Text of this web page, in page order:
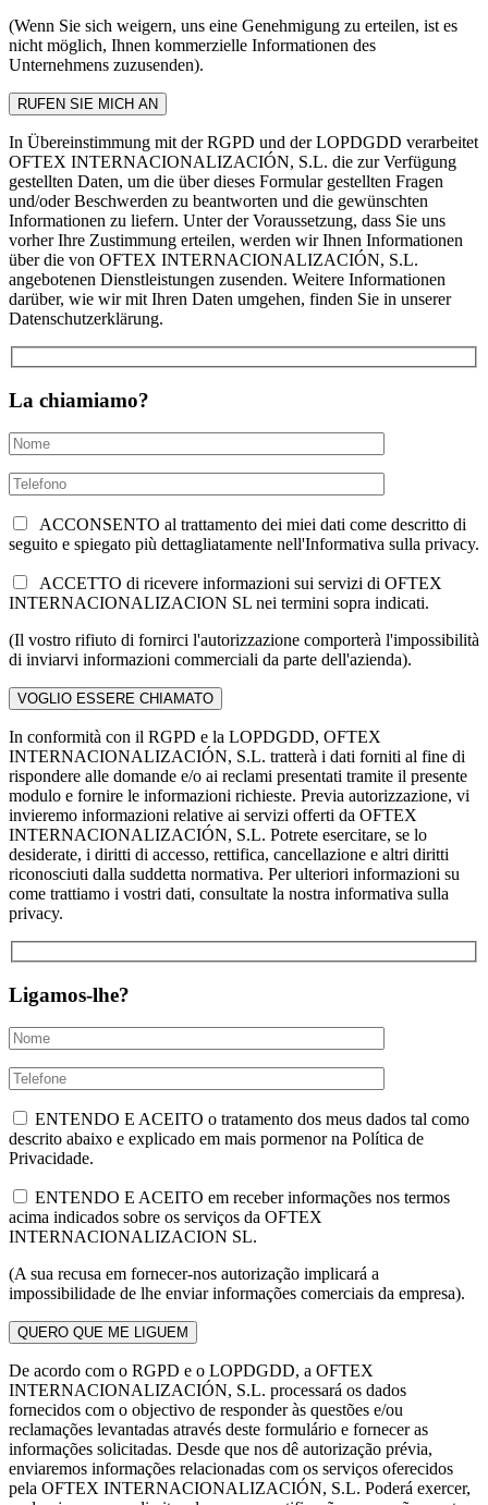
(Wenn Sie sich weigern, uns eine Genehmigung zu erteilen, ist es
nicht möglich, Ihnen kommerzielle Informationen des
Unternehmens zuzusenden).
In Übereinstimmung mit der RGPD und der LOPDGDD verarbeitet
OFTEX INTERNACIONALIZACIÓN, S.L. die zur Verfügung
gestellten Daten, um die über dieses Formular gestellten Fragen
und/oder Beschwerden zu beantworten und die gewünschten
Informationen zu liefern. Unter der Voraussetzung, dass Sie uns
vorher Ihre Zustimmung erteilen, werden wir Ihnen Informationen
über die von OFTEX INTERNACIONALIZACIÓN, S.L.
angebotenen Dienstleistungen zusenden. Weitere Informationen
darüber, wie wir mit Ihren Daten umgehen, finden Sie in unserer
Datenschutzerklärung.
La chiamiamo?
ACCONSENTO al trattamento dei miei dati come descritto di
seguito e spiegato più dettagliatamente nell'Informativa sulla privacy.
ACCETTO di ricevere informazioni sui servizi di OFTEX
INTERNACIONALIZACION SL nei termini sopra indicati.
(Il vostro rifiuto di fornirci l'autorizzazione comporterà l'impossibilità
di inviarvi informazioni commerciali da parte dell'azienda).
In conformità con il RGPD e la LOPDGDD, OFTEX
INTERNACIONALIZACIÓN, S.L. tratterà i dati forniti al fine di
rispondere alle domande e/o ai reclami presentati tramite il presente
modulo e fornire le informazioni richieste. Previa autorizzazione, vi
invieremo informazioni relative ai servizi offerti da OFTEX
INTERNACIONALIZACIÓN, S.L. Potrete esercitare, se lo
desiderate, i diritti di accesso, rettifica, cancellazione e altri diritti
riconosciuti dalla suddetta normativa. Per ulteriori informazioni su
come trattiamo i vostri dati, consultate la nostra informativa sulla
privacy.
Ligamos-lhe?
ENTENDO E ACEITO o tratamento dos meus dados tal como
descrito abaixo e explicado em mais pormenor na Política de
Privacidade.
ENTENDO E ACEITO em receber informações nos termos
acima indicados sobre os serviços da OFTEX
INTERNACIONALIZACION SL.
(A sua recusa em fornecer-nos autorização implicará a
impossibilidade de lhe enviar informações comerciais da empresa).
De acordo com o RGPD e o LOPDGDD, a OFTEX
INTERNACIONALIZACIÓN, S.L. processará os dados
fornecidos com o objectivo de responder às questões e/ou
reclamações levantadas através deste formulário e fornecer as
informações solicitadas. Desde que nos dê autorização prévia,
enviaremos informações relacionadas com os serviços oferecidos
pela OFTEX INTERNACIONALIZACIÓN, S.L. Poderá exercer,